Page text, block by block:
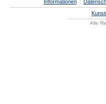
Informationen
Alle